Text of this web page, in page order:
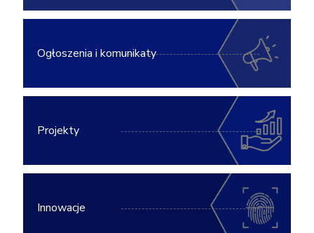
Ogłoszenia i komunikaty
Projekty
Innowacje